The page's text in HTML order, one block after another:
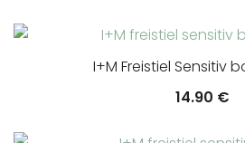
I+M Freistiel Sensitiv
14.90 €